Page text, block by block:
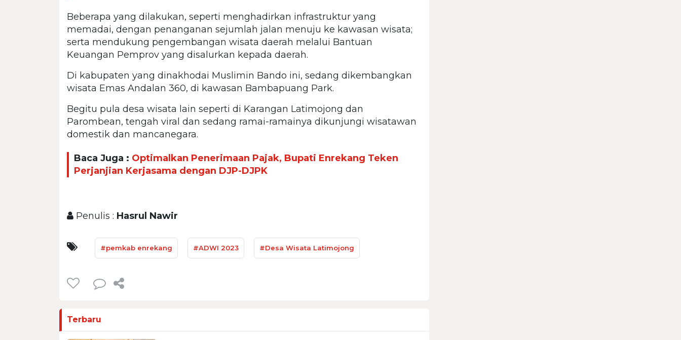
Beberapa yang dilakukan, seperti menghadirkan infrastruktur yang
memadai, dengan penanganan sejumlah jalan menuju ke kawasan wisata;
serta mendukung pengembangan wisata daerah melalui Bantuan
Keuangan Pemprov yang disalurkan kepada daerah.
Di kabupaten yang dinakhodai Muslimin Bando ini, sedang dikembangkan
wisata Emas Andalan 360, di kawasan Bambapuang Park.
Begitu pula desa wisata lain seperti di Karangan Latimojong dan
Parombean, tengah viral dan sedang ramai-ramainya dikunjungi wisatawan
domestik dan mancanegara.
Baca Juga : Optimalkan Penerimaan Pajak, Bupati Enrekang Teken
Perjanjian Kerjasama dengan DJP-DJPK
Penulis : Hasrul Nawir
#pemkab enrekang #ADWI 2023 #Desa Wisata Latimojong
Terbaru